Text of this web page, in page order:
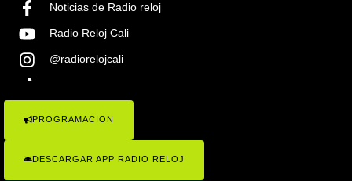
Noticias de Radio reloj
Radio Reloj Cali
@radiorelojcali
COPYRIGHT © 2023 RADIO RELOJ 1.1100AM , TODOS LOS
PROGRAMACION
DESCARGAR APP RADIO RELOJ